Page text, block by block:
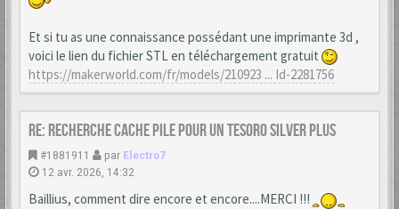
Et si tu as une connaissance possédant une imprimante 3d ,
voici le lien du fichier STL en téléchargement gratuit
https://makerworld.com/fr/models/210923 ... Id-2281756
Re: Recherche cache Pile pour un Tesoro Silver Plus
#1881911 par Electro7
12 avr. 2026, 14:32
Baillius, comment dire encore et encore....MERCI !!!